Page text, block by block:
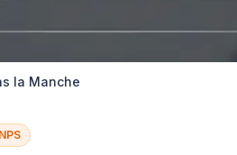
la Manche